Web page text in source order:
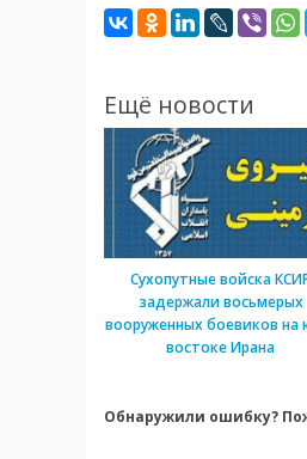
Ещё новости
Сухопутные войска
задержали восьмерых
вооруженных боевиков на
востоке Ирана
Обнаружили ошибку?